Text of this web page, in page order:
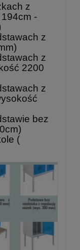
z
-
z
z
2200
z
bez
(